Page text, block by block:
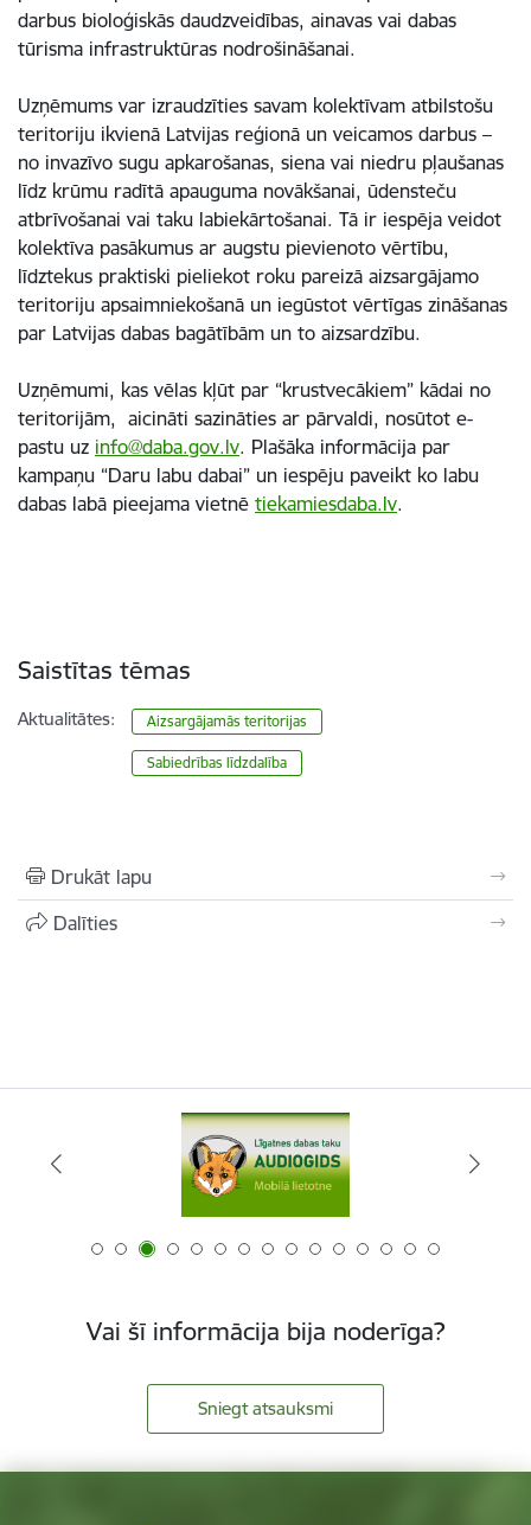
darbus bioloģiskās daudzveidības, ainavas vai dabas
tūrisma infrastruktūras nodrošināšanai.
Uzņēmums var izraudzīties savam kolektīvam atbilstošu
teritoriju ikvienā Latvijas reģionā un veicamos darbus –
no invazīvo sugu apkarošanas, siena vai niedru pļaušanas
līdz krūmu radītā apauguma novākšanai, ūdensteču
atbrīvošanai vai taku labiekārtošanai. Tā ir iespēja veidot
kolektīva pasākumus ar augstu pievienoto vērtību,
līdztekus praktiski pieliekot roku pareizā aizsargājamo
teritoriju apsaimniekošanā un iegūstot vērtīgas zināšanas
par Latvijas dabas bagātībām un to aizsardzību.
Uzņēmumi, kas vēlas kļūt par “krustvecākiem” kādai no
teritorijām, aicināti sazināties ar pārvaldi, nosūtot e-
pastu uz info@daba.gov.lv. Plašāka informācija par
kampaņu “Daru labu dabai” un iespēju paveikt ko labu
dabas labā pieejama vietnē tiekamiesdaba.lv.
Saistītas tēmas
Aktualitātes: Aizsargājamās teritorijas
Sabiedrības līdzdalība
Drukāt lapu
Dalīties
Vai šī informācija bija noderīga?
Sniegt atsauksmi